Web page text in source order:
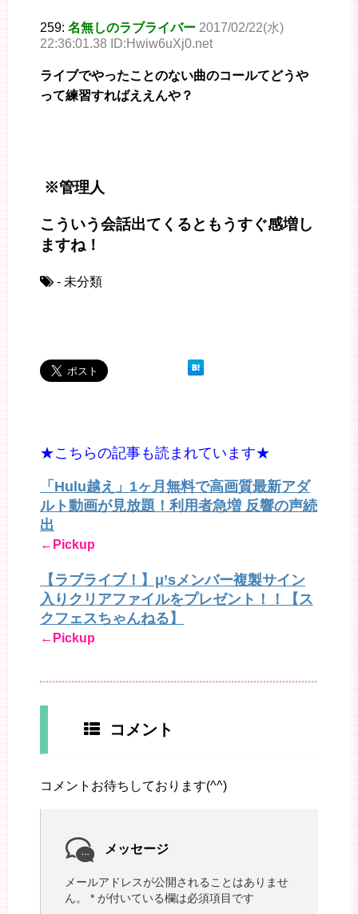
259: 名無しのラブライバー 2017/02/22(水)
22:36:01.38 ID:Hwiw6uXj0.net
ライブでやったことのない曲のコールてどうや
って練習すればええんや？
※管理人
こういう会話出てくるともうすぐ感増し
ますね！
- 未分類
★こちらの記事も読まれています★
「Hulu越え」1ヶ月無料で高画質最新アダ
ルト動画が見放題！利用者急増 反響の声続
出
←Pickup
【ラブライブ！】μ’sメンバー複製サイン
入りクリアファイルをプレゼント！！【ス
クフェスちゃんねる】
←Pickup
コメント
コメントお待ちしております(^^)
メッセージ
メールアドレスが公開されることはありませ
ん。
* が付いている欄は必須項目です